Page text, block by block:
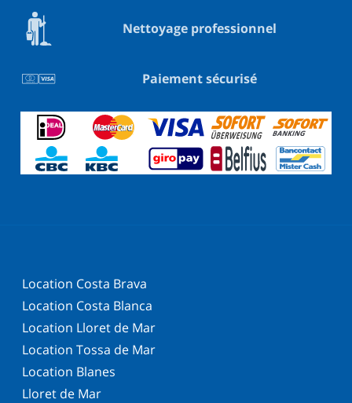
Nettoyage professionnel
Paiement sécurisé
Location Costa Brava
Location Costa Blanca
Location Lloret de Mar
Location Tossa de Mar
Location Blanes
Lloret de Mar